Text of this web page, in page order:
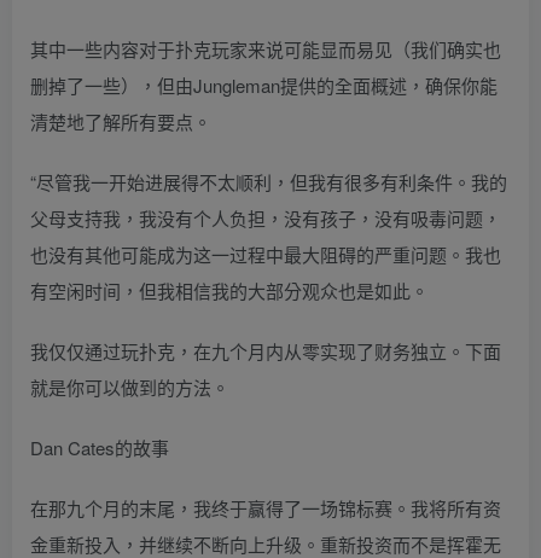
其中一些内容对于扑克玩家来说可能显而易见（我们确实也
删掉了一些），但由Jungleman提供的全面概述，确保你能
清楚地了解所有要点。
“尽管我一开始进展得不太顺利，但我有很多有利条件。我的
父母支持我，我没有个人负担，没有孩子，没有吸毒问题，
也没有其他可能成为这一过程中最大阻碍的严重问题。我也
有空闲时间，但我相信我的大部分观众也是如此。
我仅仅通过玩扑克，在九个月内从零实现了财务独立。下面
就是你可以做到的方法。
Dan Cates的故事
在那九个月的末尾，我终于赢得了一场锦标赛。我将所有资
金重新投入，并继续不断向上升级。重新投资而不是挥霍无